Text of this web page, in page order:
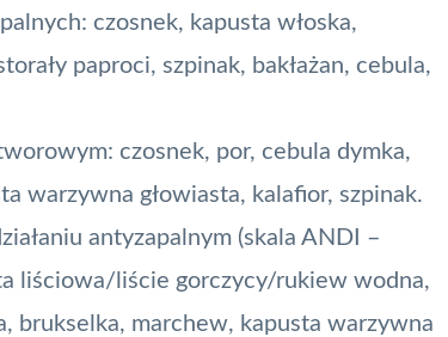
czosnek, kapusta włoska,
paproci, szpinak, bakłażan, cebula,
czosnek, por, cebula dymka,
warzywna głowiasta, kalafior, szpinak.
antyzapalnym (skala ANDI –
liściowa/liście gorczycy/rukiew wodna,
brukselka, marchew, kapusta warzywna